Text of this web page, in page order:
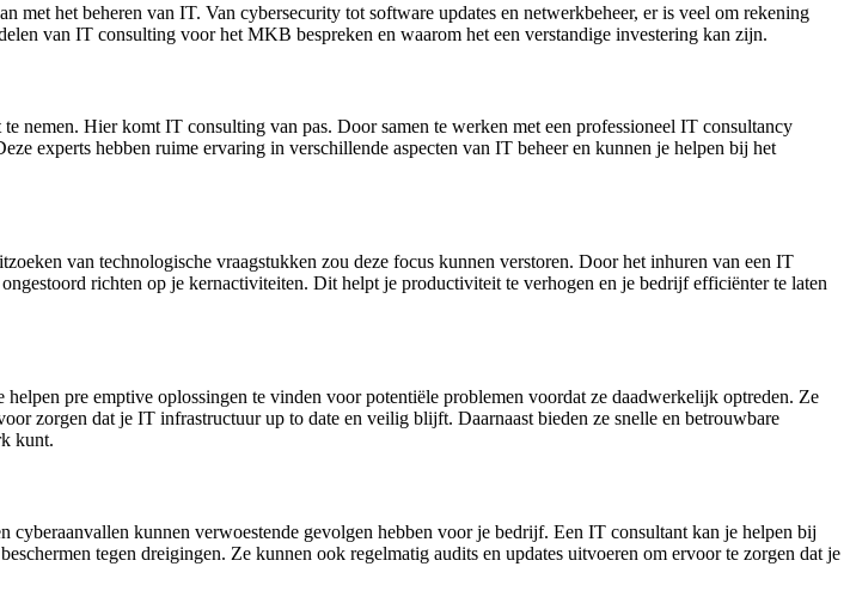
het beheren van IT. Van cybersecurity tot software updates en netwerkbeheer, er is veel om rekening
van IT consulting voor het MKB bespreken en waarom het een verstandige investering kan zijn.
Hier komt IT consulting van pas. Door samen te werken met een professioneel IT consultancy
experts hebben ruime ervaring in verschillende aspecten van IT beheer en kunnen je helpen bij het
van technologische vraagstukken zou deze focus kunnen verstoren. Door het inhuren van een IT
richten op je kernactiviteiten. Dit helpt je productiviteit te verhogen en je bedrijf efficiënter te laten
pre emptive oplossingen te vinden voor potentiële problemen voordat ze daadwerkelijk optreden. Ze
zorgen dat je IT infrastructuur up to date en veilig blijft. Daarnaast bieden ze snelle en betrouwbare
kunt.
kunnen verwoestende gevolgen hebben voor je bedrijf. Een IT consultant kan je helpen bij
tegen dreigingen. Ze kunnen ook regelmatig audits en updates uitvoeren om ervoor te zorgen dat je